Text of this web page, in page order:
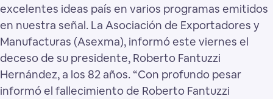
excelentes ideas país en varios programas emitidos
en nuestra señal. La Asociación de Exportadores y
Manufacturas (Asexma), informó este viernes el
deceso de su presidente, Roberto Fantuzzi
Hernández, a los 82 años. “Con profundo pesar
informó el fallecimiento de Roberto Fantuzzi